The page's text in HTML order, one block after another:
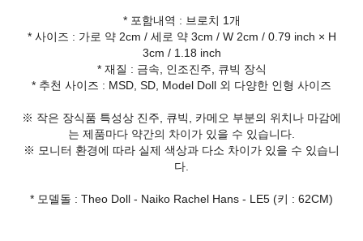
* 포함내역 : 브로치 1개
* 사이즈 : 가로 약 2cm / 세로 약 3cm / W 2cm / 0.79 inch × H
3cm / 1.18 inch
* 재질 : 금속, 인조진주, 큐빅 장식
* 추천 사이즈 : MSD, SD, Model Doll 외 다양한 인형 사이즈
※ 작은 장식품 특성상 진주, 큐빅, 카메오 부분의 위치나 마감에
는 제품마다 약간의 차이가 있을 수 있습니다.
※ 모니터 환경에 따라 실제 색상과 다소 차이가 있을 수 있습니
다.
* 모델돌 : Theo Doll - Naiko Rachel Hans - LE5 (키 : 62CM)